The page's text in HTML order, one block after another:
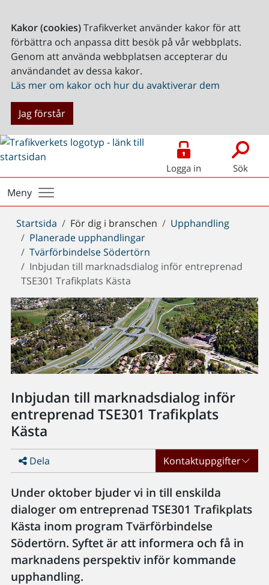
Kakor (cookies)Trafikverket använder kakor för att
förbättra och anpassa ditt besök på vår webbplats.
Genom att använda webbplatsen accepterar du
användandet av dessa kakor.
Läs mer om kakor och hur du avaktiverar dem
Jag förstår
Logga in Sök
Meny
Du
är
här:
Startsida För dig i branschen
Upphandling
Planerade upphandlingar
Tvärförbindelse Södertörn
Inbjudan till marknadsdialog inför entreprenad
TSE301 Trafikplats Kästa
Inbjudan till marknadsdialog inför
entreprenad TSE301 Trafikplats
Kästa
Dela Kontaktuppgifter
Under oktober bjuder vi in till enskilda
dialoger om entreprenad TSE301 Trafikplats
Kästa inom program Tvärförbindelse
Södertörn. Syftet är att informera och få in
marknadens perspektiv inför kommande
upphandling.